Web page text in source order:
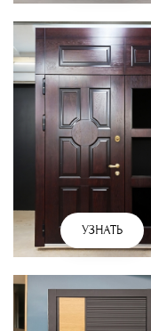
УЗНАТЬ